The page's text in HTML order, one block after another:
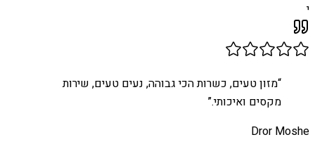
י
“מזון טעים, כשרות הכי גבוהה, נעים טעים, שירות
מקסים ואיכותי.”
Dror Moshe